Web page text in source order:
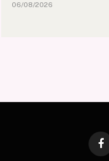
06/08/2026